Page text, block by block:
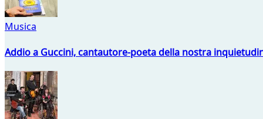
Musica
Addio a Guccini, cantautore-poeta della nostra